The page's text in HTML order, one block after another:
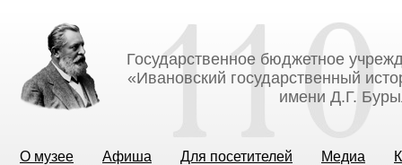
Государственное бюджетное
«Ивановский государственный
имени Д.Г.
О музее Афиша Для посетителей Медиа